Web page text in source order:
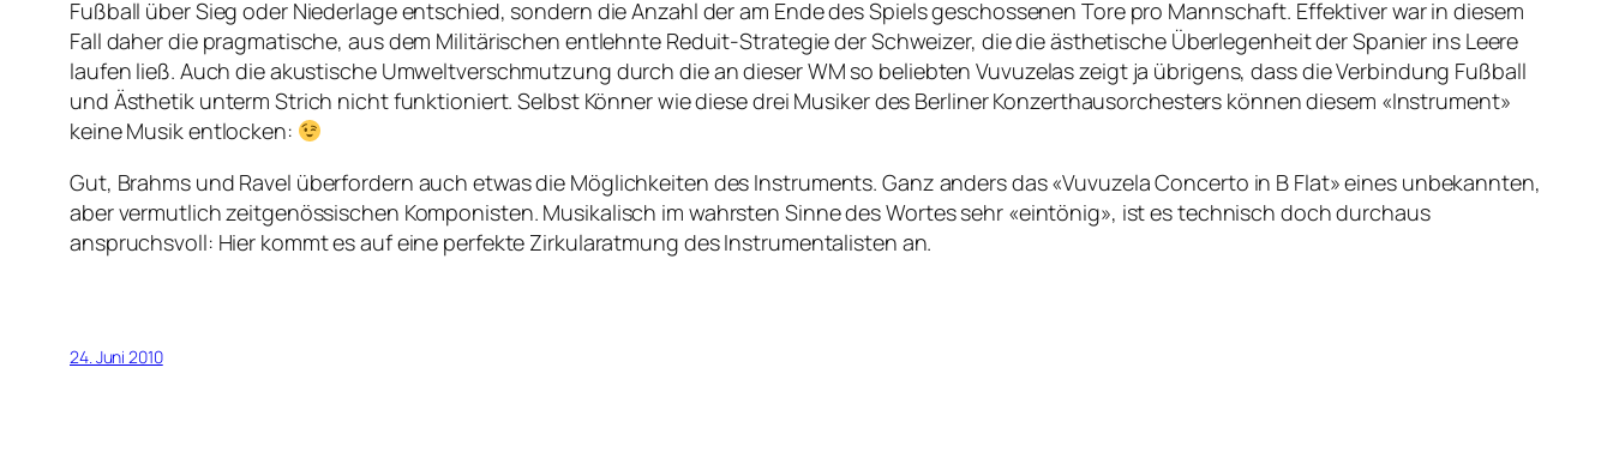
Fußball über Sieg oder Niederlage entschied, sondern die Anzahl der am Ende des Spiels geschossenen Tore pro Mannschaft. Effektiver war in diesem
Fall daher die pragmatische, aus dem Militärischen entlehnte Reduit-Strategie der Schweizer, die die ästhetische Überlegenheit der Spanier ins Leere
laufen ließ. Auch die akustische Umweltverschmutzung durch die an dieser WM so beliebten Vuvuzelas zeigt ja übrigens, dass die Verbindung Fußball
und Ästhetik unterm Strich nicht funktioniert. Selbst Könner wie diese drei Musiker des Berliner Konzerthausorchesters können diesem «Instrument»
keine Musik entlocken:
Gut, Brahms und Ravel überfordern auch etwas die Möglichkeiten des Instruments. Ganz anders das «Vuvuzela Concerto in B Flat» eines unbekannten,
aber vermutlich zeitgenössischen Komponisten. Musikalisch im wahrsten Sinne des Wortes sehr «eintönig», ist es technisch doch durchaus
anspruchsvoll: Hier kommt es auf eine perfekte Zirkularatmung des Instrumentalisten an.
24. Juni 2010